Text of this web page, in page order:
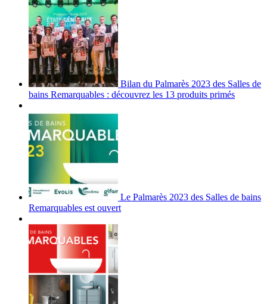
Bilan du Palmarès 2023 des Salles de
bains Remarquables : découvrez les 13 produits primés
Le Palmarès 2023 des Salles de bains
Remarquables est ouvert